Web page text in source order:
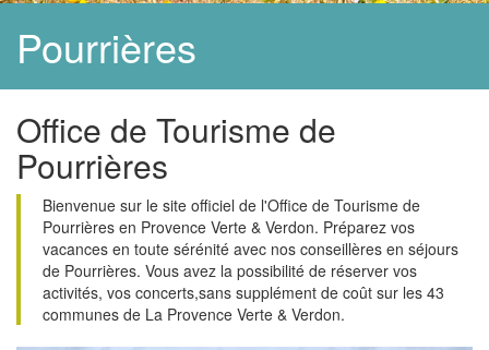
Pourrières
Office de Tourisme de
Pourrières
Bienvenue sur le site officiel de l'Office de Tourisme de
Pourrières en Provence Verte & Verdon. Préparez vos
vacances en toute sérénité avec nos conseillères en séjours
de Pourrières. Vous avez la possibilité de réserver vos
activités, vos concerts,sans supplément de coût sur les 43
communes de La Provence Verte & Verdon.